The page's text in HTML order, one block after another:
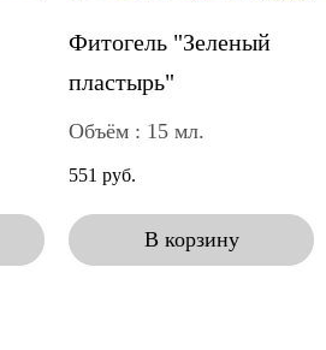
Фитогель "Зеленый
пластырь"
Объём : 15 мл.
551 руб.
В корзину